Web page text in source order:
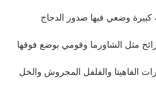
وضعي فيها صدور الدجاج
مثل الشاورما وقومي بوضع فوقها
الفاهيتا والفلفل المجروش والخل